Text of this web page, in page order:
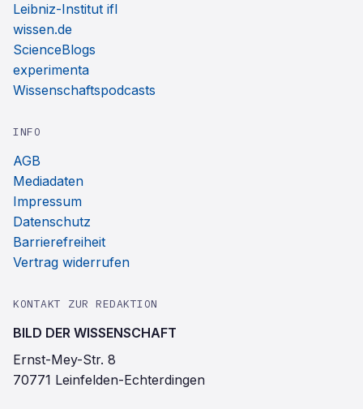
Leibniz-Institut ifl
wissen.de
ScienceBlogs
experimenta
Wissenschaftspodcasts
INFO
AGB
Mediadaten
Impressum
Datenschutz
Barrierefreiheit
Vertrag widerrufen
KONTAKT ZUR REDAKTION
BILD DER WISSENSCHAFT
Ernst-Mey-Str. 8
70771 Leinfelden-Echterdingen